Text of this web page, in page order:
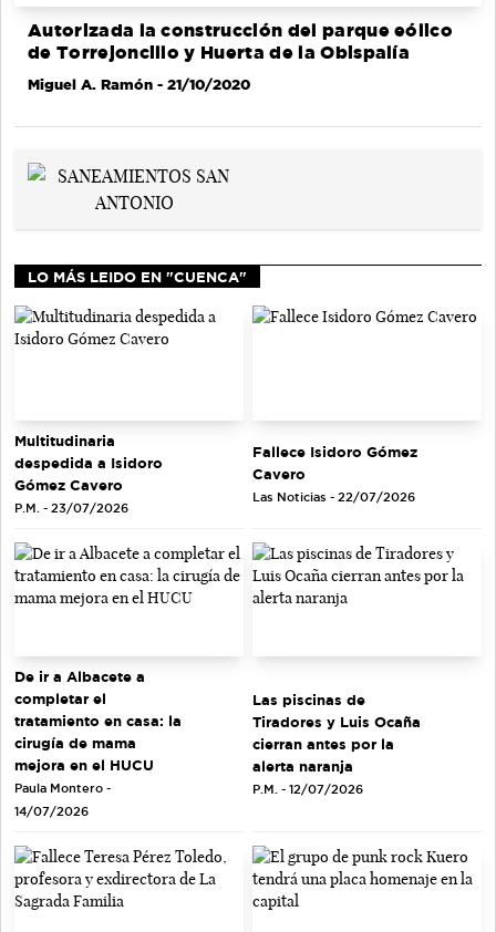
Autorizada la construcción del parque eólico
de Torrejoncillo y Huerta de la Obispalía
Miguel A. Ramón - 21/10/2020
LO MÁS LEIDO EN "CUENCA"
Multitudinaria
despedida a Isidoro
Gómez Cavero
P.M. - 23/07/2026
Fallece Isidoro Gómez
Cavero
Las Noticias - 22/07/2026
De ir a Albacete a
completar el
tratamiento en casa: la
cirugía de mama
mejora en el HUCU
Paula Montero -
14/07/2026
Las piscinas de
Tiradores y Luis Ocaña
cierran antes por la
alerta naranja
P.M. - 12/07/2026